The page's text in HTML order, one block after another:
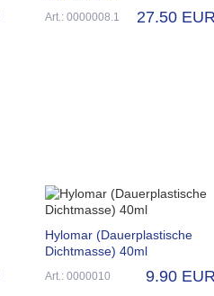
Art.: 0000008.1 27.50
Hylomar (Dauerplastische
Dichtmasse) 40ml
Art.: 0000010 9.90